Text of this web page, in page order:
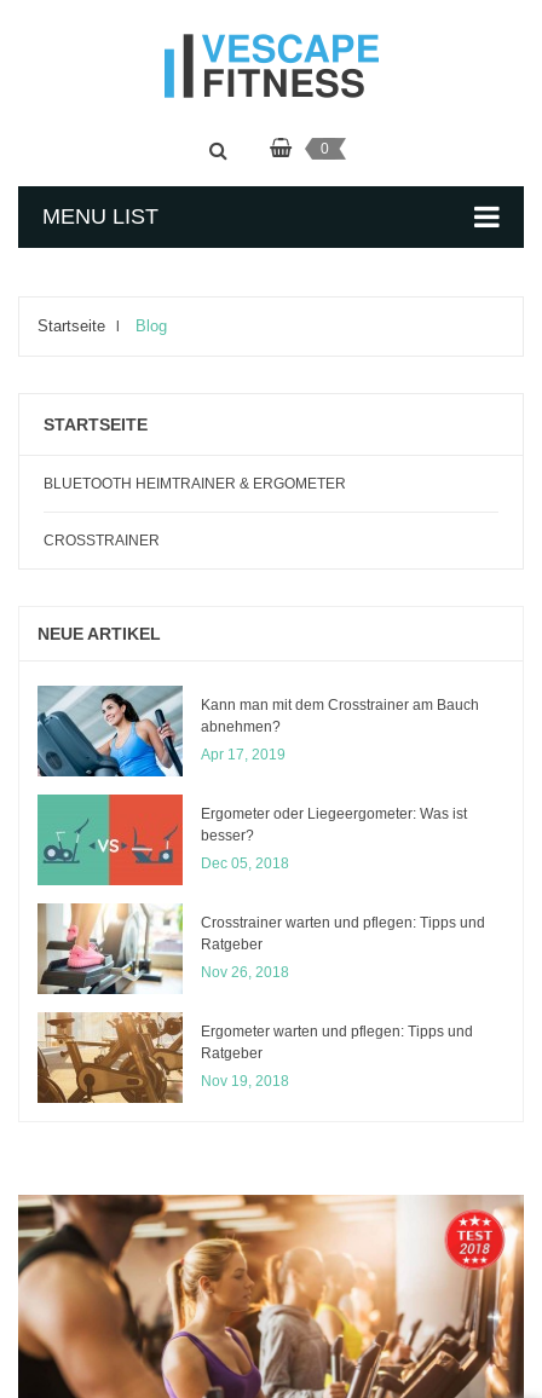
0
MENU LIST
Startseite Blog
STARTSEITE
BLUETOOTH HEIMTRAINER & ERGOMETER
CROSSTRAINER
NEUE ARTIKEL
Kann man mit dem Crosstrainer am Bauch
abnehmen?
Apr 17, 2019
Ergometer oder Liegeergometer: Was ist
besser?
Dec 05, 2018
Crosstrainer warten und pflegen: Tipps und
Ratgeber
Nov 26, 2018
Ergometer warten und pflegen: Tipps und
Ratgeber
Nov 19, 2018